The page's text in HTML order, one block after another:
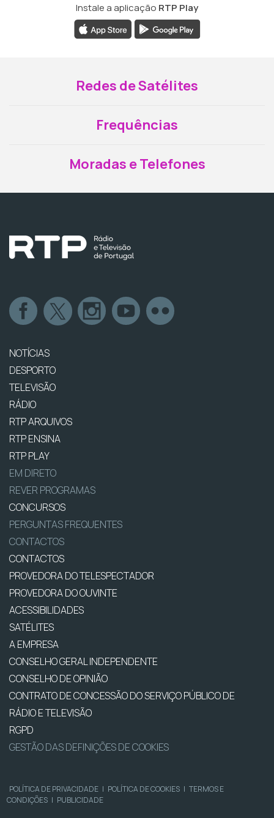
Instale a aplicação RTP Play
Redes de Satélites
Frequências
Moradas e Telefones
NOTÍCIAS
DESPORTO
TELEVISÃO
RÁDIO
RTP ARQUIVOS
RTP ENSINA
RTP PLAY
EM DIRETO
REVER PROGRAMAS
CONCURSOS
PERGUNTAS FREQUENTES
CONTACTOS
CONTACTOS
PROVEDORA DO TELESPECTADOR
PROVEDORA DO OUVINTE
ACESSIBILIDADES
SATÉLITES
A EMPRESA
CONSELHO GERAL INDEPENDENTE
CONSELHO DE OPINIÃO
CONTRATO DE CONCESSÃO DO SERVIÇO PÚBLICO DE
RÁDIO E TELEVISÃO
RGPD
GESTÃO DAS DEFINIÇÕES DE COOKIES
POLÍTICA DE PRIVACIDADE | POLÍTICA DE COOKIES | TERMOS E
CONDIÇÕES | PUBLICIDADE